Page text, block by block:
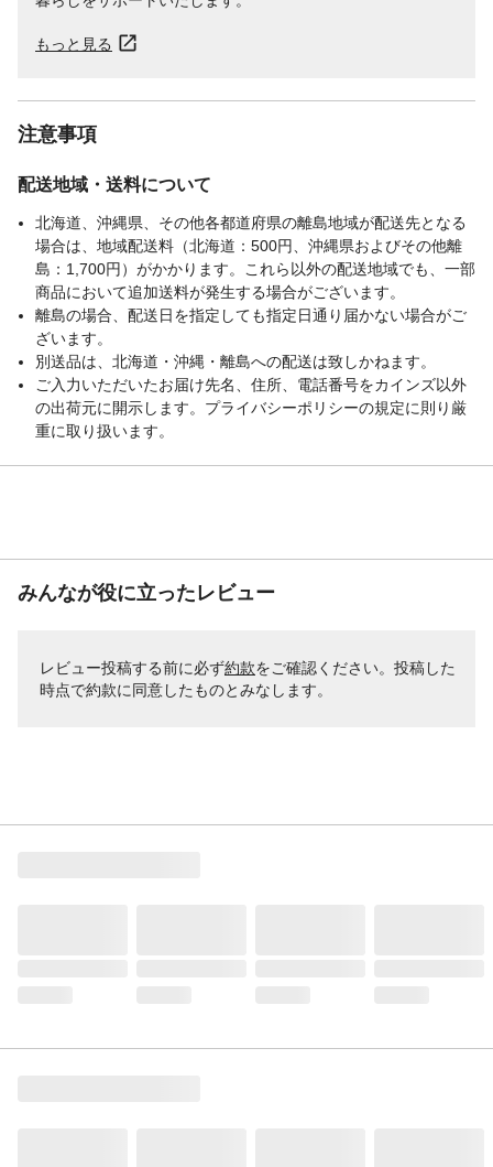
もっと見る
注意事項
配送地域・送料について
北海道、沖縄県、その他各都道府県の離島地域が配送先となる
場合は、地域配送料（北海道：500円、沖縄県およびその他離
島：1,700円）がかかります。これら以外の配送地域でも、一部
商品において追加送料が発生する場合がございます。
離島の場合、配送日を指定しても指定日通り届かない場合がご
ざいます。
別送品は、北海道・沖縄・離島への配送は致しかねます。
ご入力いただいたお届け先名、住所、電話番号をカインズ以外
の出荷元に開示します。プライバシーポリシーの規定に則り厳
重に取り扱います。
みんなが役に立ったレビュー
レビュー投稿する前に必ず約款をご確認ください。投稿した
時点で約款に同意したものとみなします。